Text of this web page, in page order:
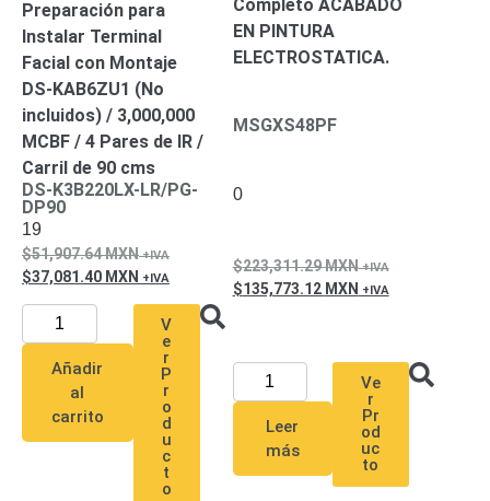
Preparación para
Instalar Terminal
Facial con Montaje
DS-KAB6ZU1 (No
incluidos) / 3,000,000
MCBF / 4 Pares de IR /
Carril de 90 cms
DS-K3B220LX-LR/PG-
DP90
19
51,907.64MXN
37,081.40 MXN
Añadir
al
carrito
V
e
r
P
r
o
d
u
c
t
o
Completo ACABADO
EN PINTURA
ELECTROSTATICA.
MSGXS48PF
0
223,311.29MXN
135,773.12 MXN
Leer
más
Ve
r
Pr
od
uc
to